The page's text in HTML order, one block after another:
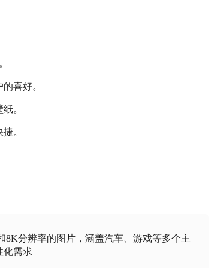
。
喜好。
。
。
8K分辨率的图片，涵盖汽车、游戏等多个主
化需求